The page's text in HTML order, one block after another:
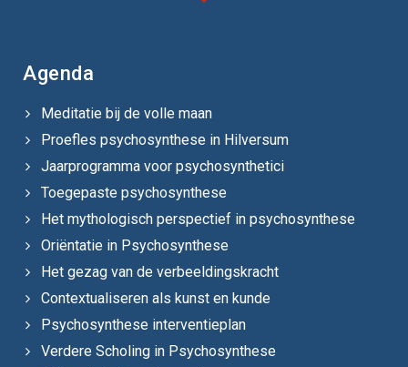
Agenda
Meditatie bij de volle maan
Proefles psychosynthese in Hilversum
Jaarprogramma voor psychosynthetici
Toegepaste psychosynthese
Het mythologisch perspectief in psychosynthese
Oriëntatie in Psychosynthese
Het gezag van de verbeeldingskracht
Contextualiseren als kunst en kunde
Psychosynthese interventieplan
Verdere Scholing in Psychosynthese